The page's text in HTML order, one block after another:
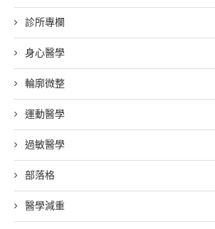
診所專欄
身心醫學
輪廓微整
運動醫學
過敏醫學
部落格
醫學減重